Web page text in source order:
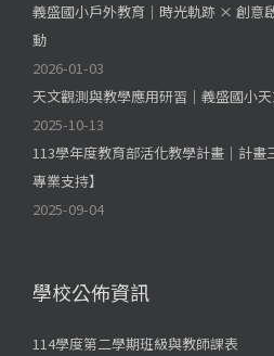
義盛國小戶外教育｜時光軌跡 × 創意
動
2026-01-03
天文觀測與教學應用研習｜義盛國小
2025-10-13
113學年度教育部活化教學計畫｜計畫
專業支持】
2025-09-04
學校公佈資訊
114學度第二學期班級與教師課表